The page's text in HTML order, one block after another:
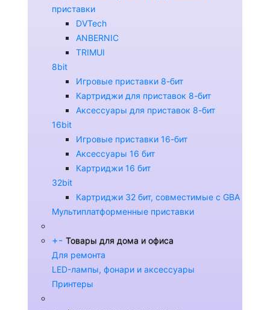
приставки
DVTech
ANBERNIC
TRIMUI
8bit
Игровые приставки 8-бит
Картриджи для приставок 8-бит
Аксессуары для приставок 8-бит
16bit
Игровые приставки 16-бит
Аксессуары 16 бит
Картриджи 16 бит
32bit
Картриджи 32 бит, совместимые с GBA
Мультиплатформенные приставки
+- Товары для дома и офиса
Для ремонта
LED-лампы, фонари и аксессуары
Принтеры